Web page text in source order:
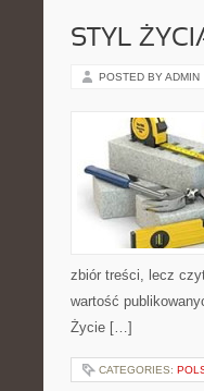
STYL
POSTED BY ADMIN
zbiór treści, lecz
wartość
Życie […]
CATEGORIES: